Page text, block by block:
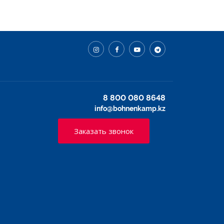
8 800 080 8648
info@bohnenkamp.kz
Заказать звонок